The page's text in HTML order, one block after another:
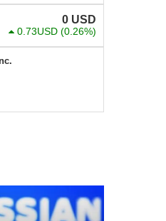
0 USD
0.73USD (0.26%)